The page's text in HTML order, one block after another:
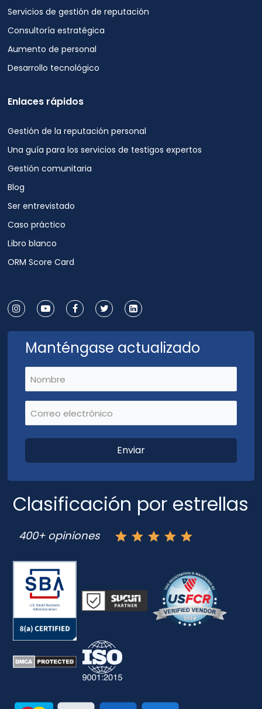
Servicios de gestión de reputación
Consultoría estratégica
Aumento de personal
Desarrollo tecnológico
Enlaces rápidos
Gestión de la reputación personal
Una guía para los servicios de testigos expertos
Gestión comunitaria
Blog
Ser entrevistado
Caso práctico
Libro blanco
ORM Score Card
Manténgase actualizado
Nombre
Correo electrónico
Clasificación por estrellas
400+ opiniones